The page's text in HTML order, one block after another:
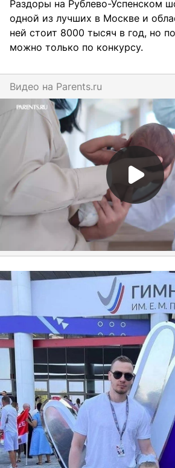
Раздоры на Рублево-Успенском
одной из лучших в Москве и
ней стоит 8000 тысяч в год, но
можно только по конкурсу.
Видео на parents.ru